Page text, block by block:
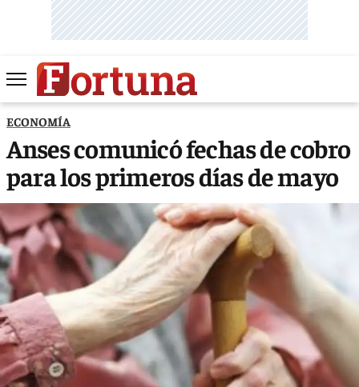
ECONOMÍA
Anses comunicó fechas de cobro
para los primeros días de mayo